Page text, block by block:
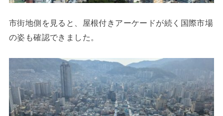
市街地側を見ると、屋根付きアーケードが続く国際市場
の姿も確認できました。